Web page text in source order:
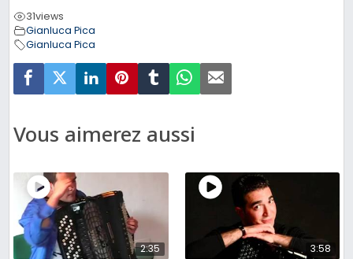
31views
Gianluca Pica
Gianluca Pica
Vous aimerez aussi
2:35 3:58